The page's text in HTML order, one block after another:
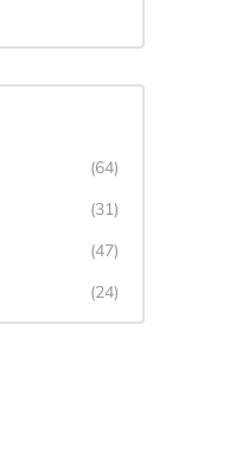
(64)
(31)
(47)
(24)